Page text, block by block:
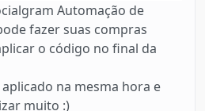
Automação de
fazer suas compras
o código no final da
na mesma hora e
muito :)